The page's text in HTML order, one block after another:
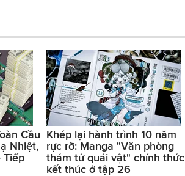
Cầu
Nhiệt,
Tiếp
Khép lại hành trình 10 năm
rực rỡ: Manga "Văn phòng
thám tử quái vật" chính thức
kết thúc ở tập 26